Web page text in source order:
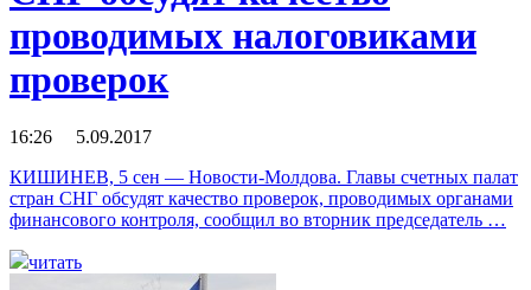
проводимых налоговиками
проверок
16:26 5.09.2017
КИШИНЕВ, 5 сен — Новости-Молдова. Главы счетных палат
стран СНГ обсудят качество проверок, проводимых органами
финансового контроля, сообщил во вторник председатель …
читать